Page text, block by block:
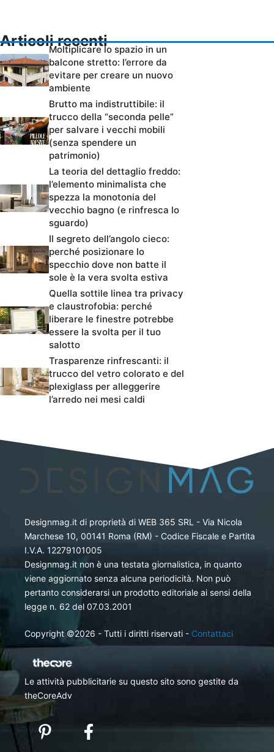
Articoli recenti
Moltiplicare lo spazio in un
balcone stretto: l’errore da
evitare per creare un nuovo
ambiente
Brutto ma indistruttibile: il
trucco della “seconda pelle”
per salvare i vecchi mobili
(senza spendere un
patrimonio)
La teoria del dettaglio freddo:
l’elemento minimalista che
spezza la monotonia del
vecchio bagno (e rinfresca lo
sguardo)
Il segreto dell’angolo cieco:
perché posizionare lo
specchio dove non batte il
sole è la vera svolta estiva
Quella sottile linea tra privacy
e claustrofobia: perché
liberare le finestre potrebbe
essere la svolta per il tuo
salotto
Trasparenze rinfrescanti: il
trucco del vetro colorato e del
plexiglass per alleggerire
l’arredo nei mesi caldi
Designmag.it di proprietà di WEB 365 SRL - Via Nicola
Marchese 10, 00141 Roma (RM) - Codice Fiscale e Partita
I.V.A. 12279101005
Designmag.it non è una testata giornalistica, in quanto
viene aggiornato senza alcuna periodicità. Non può
pertanto considerarsi un prodotto editoriale ai sensi della
legge n. 62 del 07.03.2001
Copyright ©2026 - Tutti i diritti riservati - Contattaci
Le attività pubblicitarie su questo sito sono gestite da
theCoreAdv